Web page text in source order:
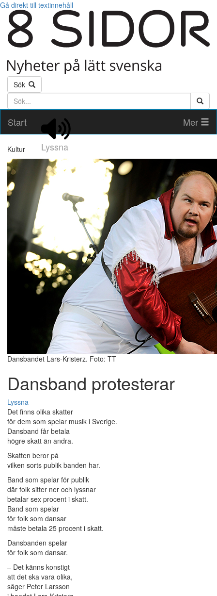
Gå direkt till textinnehåll
Sök
Söktext
Start
Lyssna
Mer
Kultur
Dansbandet Lars-Kristerz. Foto: TT
Dansband protesterar
Lyssna
Det finns olika skatter
för dem som spelar musik i Sverige.
Dansband får betala
högre skatt än andra.
Skatten beror på
vilken sorts publik banden har.
Band som spelar för publik
där folk sitter ner och lyssnar
betalar sex procent i skatt.
Band som spelar
för folk som dansar
måste betala 25 procent i skatt.
Dansbanden spelar
för folk som dansar.
– Det känns konstigt
att det ska vara olika,
säger Peter Larsson